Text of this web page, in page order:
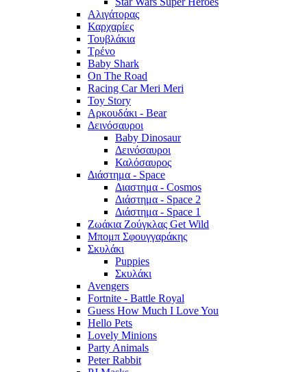
Αλιγάτορας
Καρχαρίες
Τουβλάκια
Τρένο
Baby Shark
On The Road
Racing Car Meri Meri
Toy Story
Αρκουδάκι - Bear
Δεινόσαυροι
Baby Dinosaur
Δεινόσαυροι
Καλόσαυρος
Διάστημα - Space
Διαστημα - Cosmos
Διάστημα - Space 2
Διάστημα - Space 1
Ζωάκια Ζούγκλας Get Wild
Μπομπ Σφουγγαράκης
Σκυλάκι
Puppies
Σκυλάκι
Avengers
Fortnite - Battle Royal
Guess How Much I Love You
Hello Pets
Lovely Minions
Party Animals
Peter Rabbit